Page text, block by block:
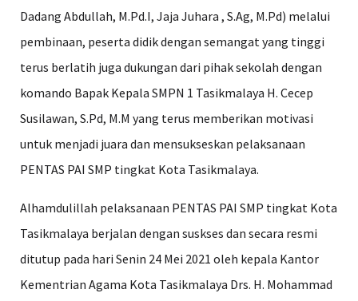
Dadang Abdullah, M.Pd.I, Jaja Juhara , S.Ag, M.Pd) melalui
pembinaan, peserta didik dengan semangat yang tinggi
terus berlatih juga dukungan dari pihak sekolah dengan
komando Bapak Kepala SMPN 1 Tasikmalaya H. Cecep
Susilawan, S.Pd, M.M yang terus memberikan motivasi
untuk menjadi juara dan mensukseskan pelaksanaan
PENTAS PAI SMP tingkat Kota Tasikmalaya.
Alhamdulillah pelaksanaan PENTAS PAI SMP tingkat Kota
Tasikmalaya berjalan dengan suskses dan secara resmi
ditutup pada hari Senin 24 Mei 2021 oleh kepala Kantor
Kementrian Agama Kota Tasikmalaya Drs. H. Mohammad